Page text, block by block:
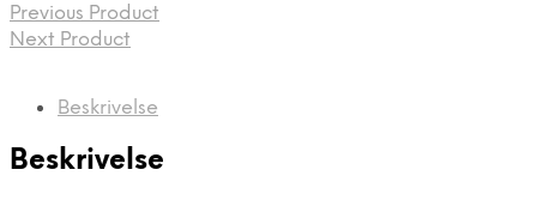
Previous Product
Next Product
Beskrivelse
Beskrivelse